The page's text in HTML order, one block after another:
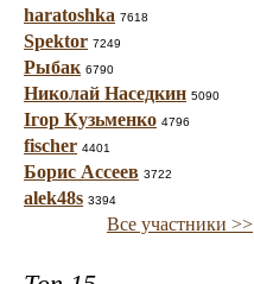
haratoshka 7618
Spektor 7249
Рыбак 6790
Николай Наседкин 5090
Ігор Кузьменко 4796
fischer 4401
Борис Ассеев 3722
alek48s 3394
Все участники >>